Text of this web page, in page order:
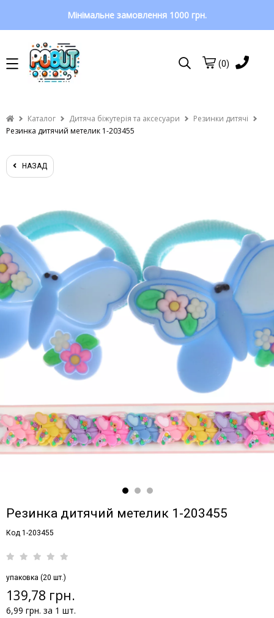
Мінімальне замовлення 1000 грн.
(0)
Каталог Дитяча біжутерія та аксесуари
Резинки дитячі
Резинка дитячий метелик 1-203455
НАЗАД
Резинка дитячий метелик 1-203455
Код 1-203455
упаковка (20 шт.)
139,78 грн.
6,99 грн. за 1 шт.